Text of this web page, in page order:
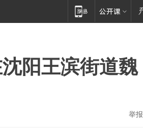
阳王滨街道魏
举报